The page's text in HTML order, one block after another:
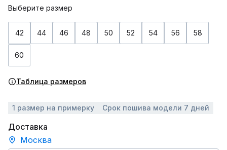
Выберите размер
42 44 46 48 50 52 54 56 58
60
Таблица размеров
1 размер на примерку Срок пошива модели 7 дней
Доставка
Москва